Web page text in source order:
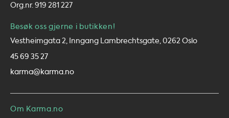
Org.nr. 919 281 227
Besøk oss gjerne i butikken!
Vestheimgata 2, Inngang Lambrechtsgate, 0262 Oslo
45 69 35 27
karma@karma.no
Om Karma.no